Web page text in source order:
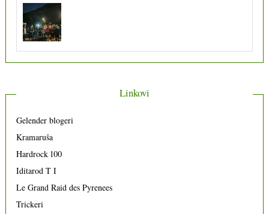
Linkovi
Gelender blogeri
Kramaruša
Hardrock 100
Iditarod T I
Le Grand Raid des Pyrenees
Trickeri